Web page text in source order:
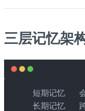
三层记忆架
短期记忆
长期记忆